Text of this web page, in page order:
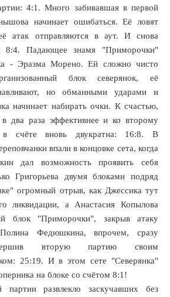
4:1. Много забивавшая в первой
начинает ошибаться. Её ловят
атак отправляются в аут. И снова
8:4. Падающее знамя "Приморочки"
- Эразма Морено. Ей сложно чисто
блок северянок, её
но обманными ударами и
начинает набирать очки. К счастью,
в два раза эффективнее и ко второму
в счёте вновь двукратна: 16:8. В
впали в концовке сета, когда
дал возможность проявить себя
Григорьева двумя блоками подряд
огромный отрыв, как Джессика тут
ликвидации, а Анастасия Копылова
блок "Приморочки", закрыв атаку
Федюшкина, впрочем, сразу
вторую партию своим
25:19. И в этом сете "Северянка"
на блоке со счётом 8:1!
партии развлекло заскучавших без